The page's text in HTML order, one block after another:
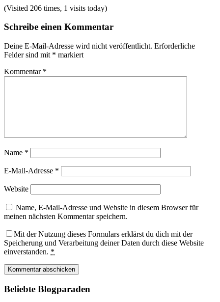
(Visited 206 times, 1 visits today)
Schreibe einen Kommentar
Deine E-Mail-Adresse wird nicht veröffentlicht. Erforderliche
Felder sind mit * markiert
Kommentar *
Name *
E-Mail-Adresse *
Website
Name, E-Mail-Adresse und Website in diesem Browser für
meinen nächsten Kommentar speichern.
Mit der Nutzung dieses Formulars erklärst du dich mit der
Speicherung und Verarbeitung deiner Daten durch diese Website
einverstanden. *
Beliebte Blogparaden